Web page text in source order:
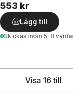
553 kr
Lägg till
Skickas inom 5-8
Visa 16 till